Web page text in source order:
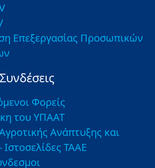
Επεξεργασίας Προσωπικών
Φορείς
του ΥΠΑΑΤ
Ανάπτυξης και
Ιστοσελίδες ΤΑΑΕ